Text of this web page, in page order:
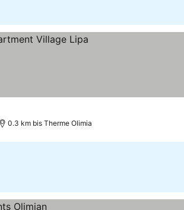
0.3 km bis Therme Olimia